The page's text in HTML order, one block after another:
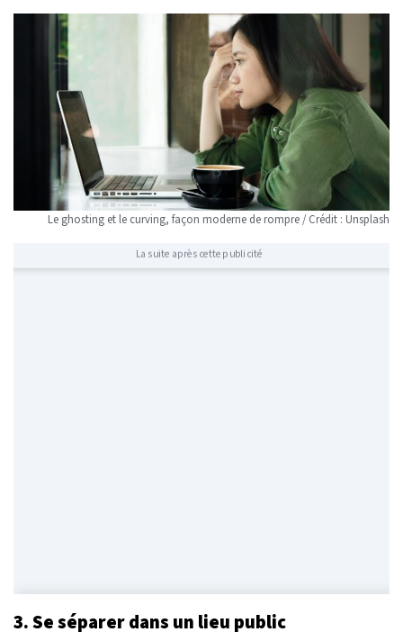
Le ghosting et le curving, façon moderne de rompre / Crédit : Unsplash
La suite après cette publicité
3. Se séparer dans un lieu public